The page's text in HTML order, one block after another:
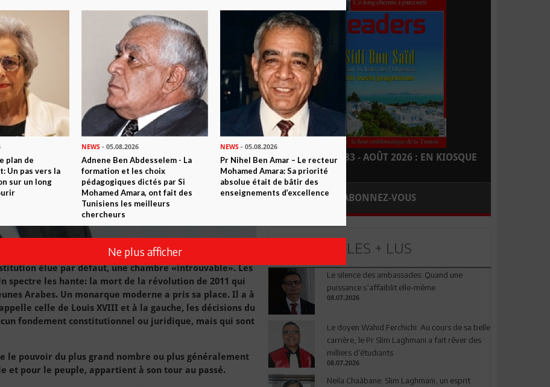
élue par défaut, une chambre «introuvable». Les
spectre les hante: la mort de la révolution de 2011 qui
Arabes. Un monarque moderne a pris sa place. Il a à
celle de Louis XVIII et à la gauche, les décisions du
fondement constitutionnel ou juridique, mais qui sont
le pouvoir du plus grand nombre ou plus généralement
et pour le peuple, appartient à son tour au passé.
LEADERS N° 183 - AOÛT 2026 : EN KIOSQUE
ABONNEZ-VOUS
LES + LUS
Le silence des ambassades: Quand une
puissance s’affaiblit elle-même
08.07.2026
Le doyen Wahid Ferchichi: Au cours de sa belle
carrière, le Pr Slim Laghmani a fait rêver des
milliers d’étudiants
08.07.2026
Neila Chaâbane: Slim Laghmani, un esprit
plan de
Un pas vers la
sur un long
NEWS - 05.08.2026
Adnene Ben Abdesselem - La
formation et les choix
pédagogiques dictés par Si
Mohamed Amara, ont fait des
Tunisiens les meilleurs
chercheurs
NEWS- 05.08.2026
Pr Nihel Ben Amar – Le recteur
Mohamed Amara: Sa priorité
absolue était de bâtir des
enseignements d’excellence
Ne plus afficher